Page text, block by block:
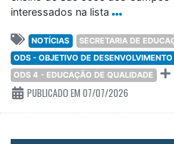
interessados na lista
NOTÍCIAS
SECRETARIA DE
ODS - OBJETIVO DE DESENVOLVIMENTO
ODS 4 - EDUCAÇÃO DE QUALIDADE
PUBLICADO EM 07/07/2026